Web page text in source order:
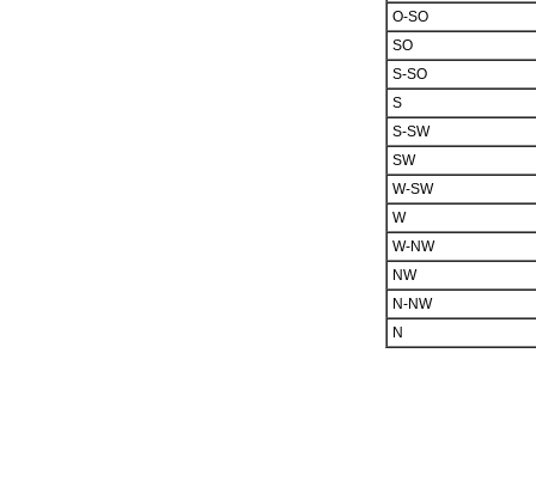
O-SO
SO
S-SO
S
S-SW
SW
W-SW
W
W-NW
NW
N-NW
N